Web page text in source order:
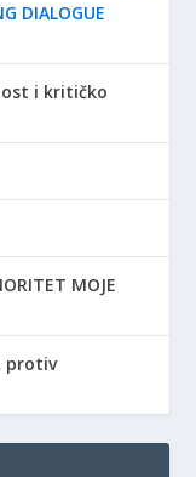
DIALOGUE
i kritičko
MOJE
protiv